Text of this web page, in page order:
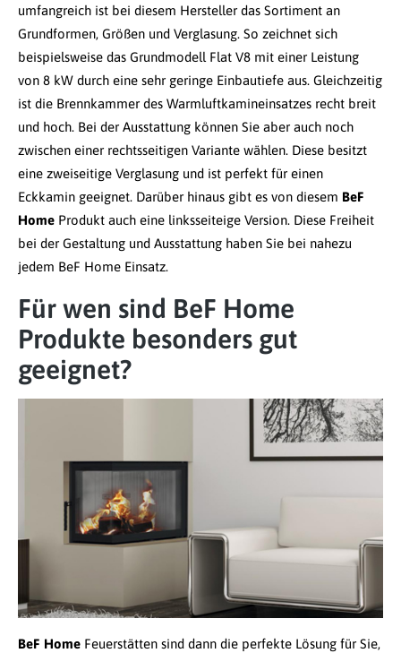
umfangreich ist bei diesem Hersteller das Sortiment an
Grundformen, Größen und Verglasung. So zeichnet sich
beispielsweise das Grundmodell Flat V8 mit einer Leistung
von 8 kW durch eine sehr geringe Einbautiefe aus. Gleichzeitig
ist die Brennkammer des Warmluftkamineinsatzes recht breit
und hoch. Bei der Ausstattung können Sie aber auch noch
zwischen einer rechtsseitigen Variante wählen. Diese besitzt
eine zweiseitige Verglasung und ist perfekt für einen
Eckkamin geeignet. Darüber hinaus gibt es von diesem BeF
Home Produkt auch eine linksseiteige Version. Diese Freiheit
bei der Gestaltung und Ausstattung haben Sie bei nahezu
jedem BeF Home Einsatz.
Für wen sind BeF Home
Produkte besonders gut
geeignet?
BeF Home Feuerstätten sind dann die perfekte Lösung für Sie,